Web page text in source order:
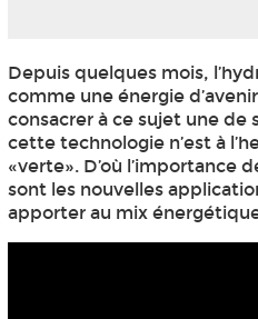
Depuis quelques mois,
comme une énergie
consacrer à ce sujet une de
cette technologie n’est à
«verte». D’où l’importance
sont les nouvelles
apporter au mix